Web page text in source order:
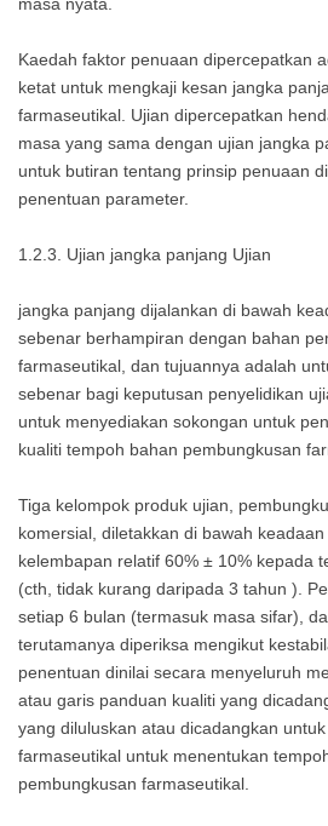
Kaedah faktor penuaan dipercepatkan
ketat untuk mengkaji kesan jangka
farmaseutikal. Ujian dipercepatkan
masa yang sama dengan ujian jangka
untuk butiran tentang prinsip penuaan
penentuan parameter.
1.2.3. Ujian jangka panjang Ujian
jangka panjang dijalankan di bawah
sebenar berhampiran dengan bahan
farmaseutikal, dan tujuannya adalah
sebenar bagi keputusan penyelidikan
untuk menyediakan sokongan untuk
kualiti tempoh bahan pembungkusan
Tiga kelompok produk ujian,
komersial, diletakkan di bawah
kelembapan relatif 60% ± 10% kepada
(cth, tidak kurang daripada 3 tahun ).
setiap 6 bulan (termasuk masa sifar),
terutamanya diperiksa mengikut
penentuan dinilai secara menyeluruh
atau garis panduan kualiti yang
yang diluluskan atau dicadangkan
farmaseutikal untuk menentukan
pembungkusan farmaseutikal.